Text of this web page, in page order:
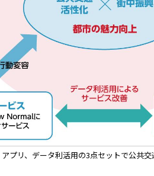
プリ、データ利活用の3点セットで公共